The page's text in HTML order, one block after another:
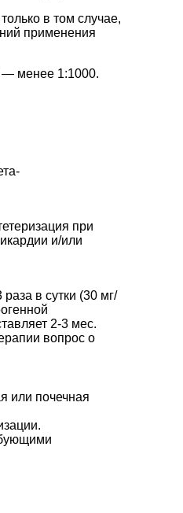
в том случае,
применения
— менее 1:1000.
при
и/или
в сутки (30 мг/
2-3 мес.
вопрос о
или почечная